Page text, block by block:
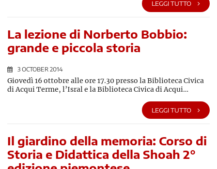
LEGGI TUTTO
La lezione di Norberto Bobbio:
grande e piccola storia
3 OCTOBER 2014
Giovedì 16 ottobre alle ore 17.30 presso la Biblioteca Civica
di Acqui Terme, l’Isral e la Biblioteca Civica di Acqui…
LEGGI TUTTO
Il giardino della memoria: Corso di
Storia e Didattica della Shoah 2°